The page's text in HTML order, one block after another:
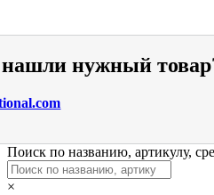
нужный
Поиск по названию, артикулу,
×